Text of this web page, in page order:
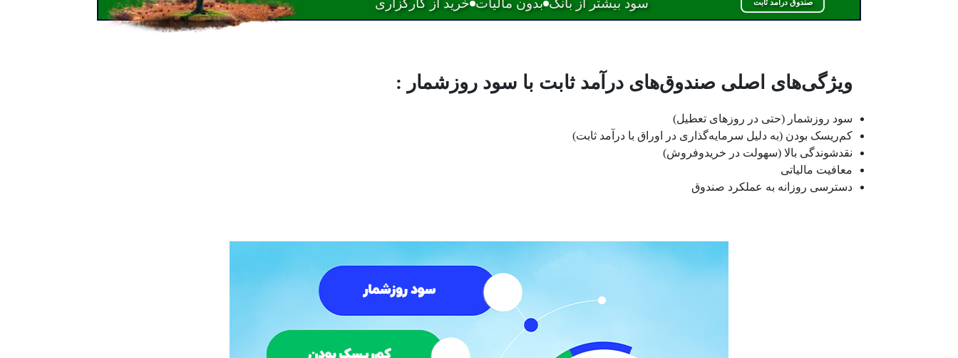
صندوق درآمد ثابت سود بیشتر از بانک بدون مالیات خرید از کارگزاری
ویژگی‌های اصلی صندوق‌های درآمد ثابت با سود روزشمار :
سود روزشمار (حتی در روزهای تعطیل)
کم‌ریسک بودن (به دلیل سرمایه‌گذاری در اوراق با درآمد ثابت)
نقدشوندگی بالا (سهولت در خرید‌و‌فروش)
معافیت مالیاتی
دسترسی روزانه به عملکرد صندوق